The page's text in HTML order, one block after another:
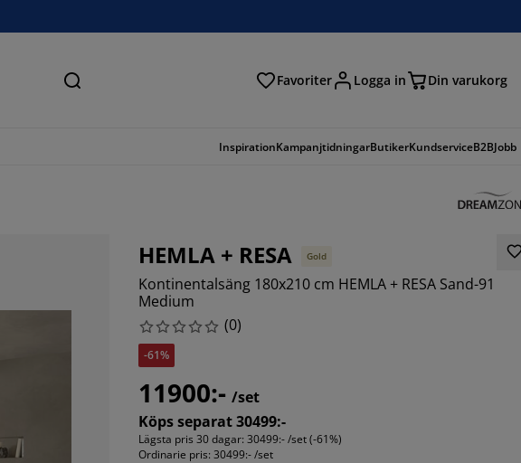
Sök Favoriter Logga in Din varukorg
InspirationKampanjtidningarButikerKundserviceB2BJobb
HEMLA + RESA Gold
Kontinentalsäng 180x210 cm HEMLA + RESA Sand-91
Medium
(0)
-61%
11900:- /set
Köps separat 30499:-
Lägsta pris 30 dagar: 30499:- /set (-61%)
Ordinarie pris: 30499:- /set